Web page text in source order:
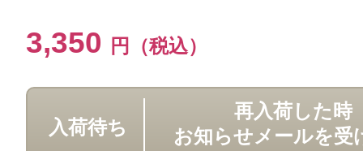
3,350 円（税込）
入荷待ち
再入荷した時
お知らせメールを受